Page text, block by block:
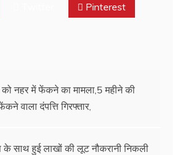
Pinterest
को नहर में फेंकने का मामला,5 महीने की
वाला दंपत्ति गिरफ्तार,
के साथ हुई लाखों की लूट नौकरानी निकली